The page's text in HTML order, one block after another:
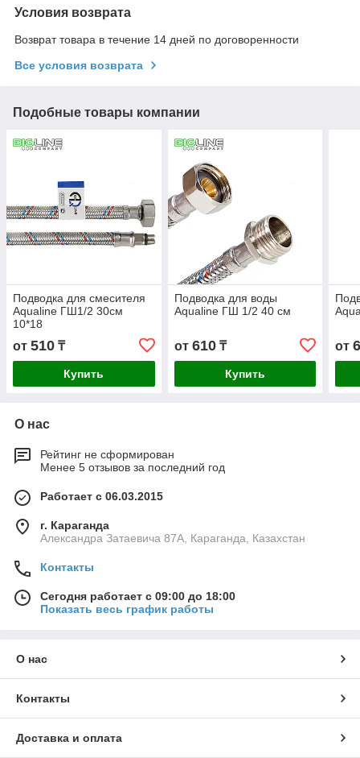
Условия возврата
Возврат товара в течение 14 дней по договоренности
Все условия возврата
Подобные товары компании
Подводка для смесителя
Aqualine ГШ1/2 30см
10*18
от 510 ₸
Купить
Подводка для воды
Aqualine ГШ 1/2 40 см
от 610₸
Купить
от
О нас
Рейтинг не сформирован
Менее 5 отзывов за последний год
Работает с 06.03.2015
г. Караганда
Александра Затаевича 87А, Караганда, Казахстан
Контакты
Сегодня работает с 09:00 до 18:00
Показать весь график работы
О нас
Контакты
Доставка и оплата